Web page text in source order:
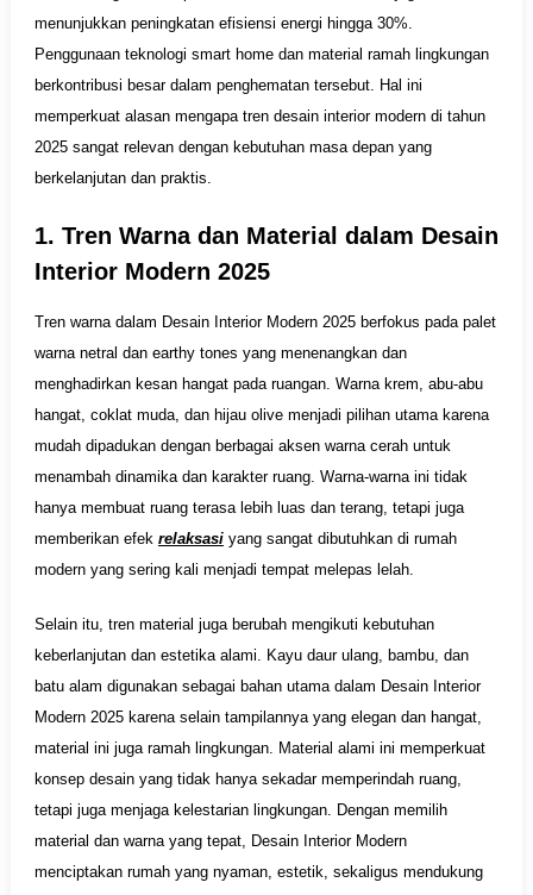
menunjukkan peningkatan efisiensi energi hingga 30%.
Penggunaan teknologi smart home dan material ramah lingkungan
berkontribusi besar dalam penghematan tersebut. Hal ini
memperkuat alasan mengapa tren desain interior modern di tahun
2025 sangat relevan dengan kebutuhan masa depan yang
berkelanjutan dan praktis.
1. Tren Warna dan Material dalam Desain
Interior Modern 2025
Tren warna dalam Desain Interior Modern 2025 berfokus pada palet
warna netral dan earthy tones yang menenangkan dan
menghadirkan kesan hangat pada ruangan. Warna krem, abu-abu
hangat, coklat muda, dan hijau olive menjadi pilihan utama karena
mudah dipadukan dengan berbagai aksen warna cerah untuk
menambah dinamika dan karakter ruang. Warna-warna ini tidak
hanya membuat ruang terasa lebih luas dan terang, tetapi juga
memberikan efek relaksasiyang sangat dibutuhkan di rumah
modern yang sering kali menjadi tempat melepas lelah.
Selain itu, tren material juga berubah mengikuti kebutuhan
keberlanjutan dan estetika alami. Kayu daur ulang, bambu, dan
batu alam digunakan sebagai bahan utama dalam Desain Interior
Modern 2025 karena selain tampilannya yang elegan dan hangat,
material ini juga ramah lingkungan. Material alami ini memperkuat
konsep desain yang tidak hanya sekadar memperindah ruang,
tetapi juga menjaga kelestarian lingkungan. Dengan memilih
material dan warna yang tepat, Desain Interior Modern
menciptakan rumah yang nyaman, estetik, sekaligus mendukung